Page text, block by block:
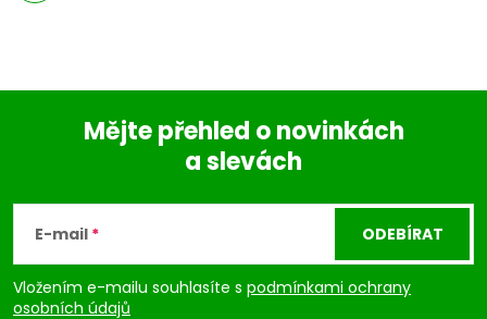
p
Mějte přehled o novinkách
a slevách
E-mail
Vložením e-mailu souhlasíte s podmínkami ochrany
osobních údajů
ODEBÍRAT